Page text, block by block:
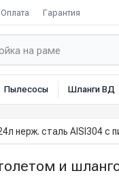
Оплата Гарантия
Пылесосы Шланги ВД
нерж. сталь AISI304 с
и